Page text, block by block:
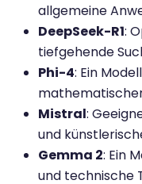
allgemeine
DeepSeek-R1:
tiefgehende
Phi-4: Ein
Mistral:
und
Gemma 2: Ein
und technische